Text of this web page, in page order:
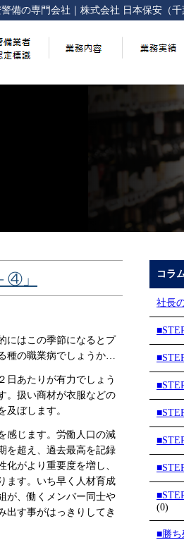
備の専門会社 株式会社 日本保安（千
④」
にはこの季節になるとプ
種の職業病でしょうか…
日あたりが有力でしょう
。扱い商材が衣服などの
ぼします。
感じます。労働人口の減
を超え、過去最高を記録
がより重要度を増し、
ます。いち早く人材育成
が、働くメンバー同士や
出す事がはっきりしてき
コラ
社長
(0)
■勝ち